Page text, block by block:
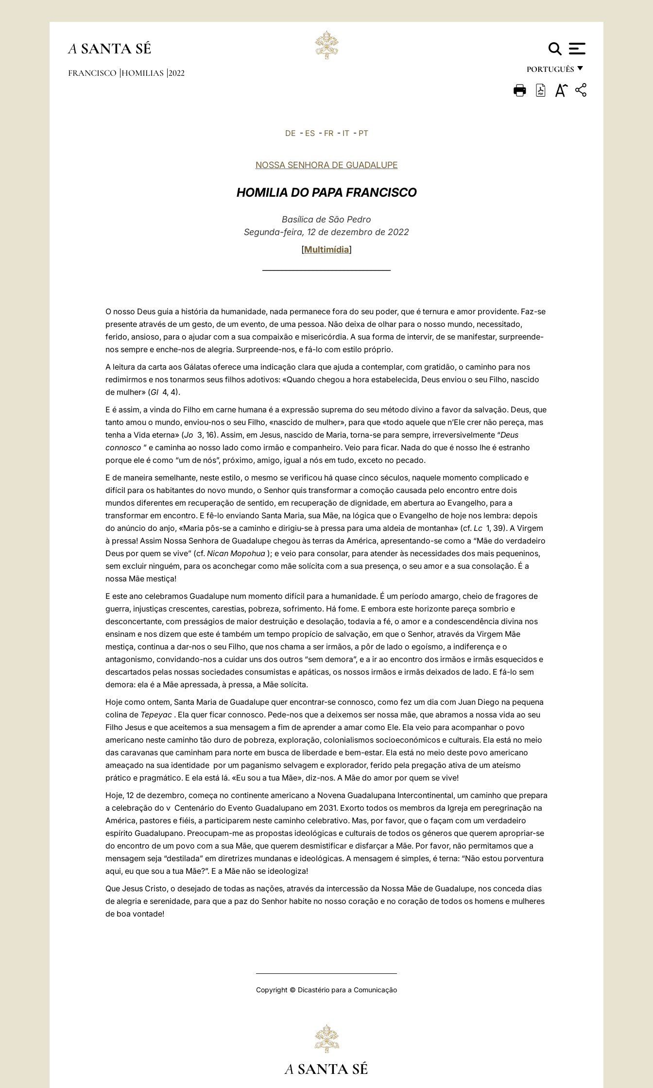
A SANTA SÉ
PORTUGUÊS
FRANÇAIS
FRANCISCO HOMILIAS 2022
DE - ES- FR- IT- PT
NOSSA SENHORA DE GUADALUPE
HOMILIA DO PAPA FRANCISCO
Basílica de São Pedro
Segunda-feira, 12 de dezembro de 2022
[Multimídia]
O nosso Deus guia a história da humanidade, nada permanece fora do seu poder, que é ternura e amor providente. Faz-se
presente através de um gesto, de um evento, de uma pessoa. Não deixa de olhar para o nosso mundo, necessitado,
ferido, ansioso, para o ajudar com a sua compaixão e misericórdia. A sua forma de intervir, de se manifestar, surpreende-
nos sempre e enche-nos de alegria. Surpreende-nos, e fá-lo com estilo próprio.
A leitura da carta aos Gálatas oferece uma indicação clara que ajuda a contemplar, com gratidão, o caminho para nos
redimirmos e nos tonarmos seus filhos adotivos: «Quando chegou a hora estabelecida, Deus enviou o seu Filho, nascido
de mulher» (Gl 4, 4).
E é assim, a vinda do Filho em carne humana é a expressão suprema do seu método divino a favor da salvação. Deus, que
tanto amou o mundo, enviou-nos o seu Filho, «nascido de mulher», para que «todo aquele que n’Ele crer não pereça, mas
tenha a Vida eterna» (Jo 3, 16). Assim, em Jesus, nascido de Maria, torna-se para sempre, irreversivelmente “Deus
connosco ” e caminha ao nosso lado como irmão e companheiro. Veio para ficar. Nada do que é nosso lhe é estranho
porque ele é como “um de nós”, próximo, amigo, igual a nós em tudo, exceto no pecado.
E de maneira semelhante, neste estilo, o mesmo se verificou há quase cinco séculos, naquele momento complicado e
difícil para os habitantes do novo mundo, o Senhor quis transformar a comoção causada pelo encontro entre dois
mundos diferentes em recuperação de sentido, em recuperação de dignidade, em abertura ao Evangelho, para a
transformar em encontro. E fê-lo enviando Santa Maria, sua Mãe, na lógica que o Evangelho de hoje nos lembra: depois
do anúncio do anjo, «Maria pôs-se a caminho e dirigiu-se à pressa para uma aldeia de montanha» (cf. Lc 1, 39). A Virgem
à pressa! Assim Nossa Senhora de Guadalupe chegou às terras da América, apresentando-se como a “Mãe do verdadeiro
Deus por quem se vive” (cf. Nican Mopohua ); e veio para consolar, para atender às necessidades dos mais pequeninos,
sem excluir ninguém, para os aconchegar como mãe solícita com a sua presença, o seu amor e a sua consolação. É a
nossa Mãe mestiça!
E este ano celebramos Guadalupe num momento difícil para a humanidade. É um período amargo, cheio de fragores de
guerra, injustiças crescentes, carestias, pobreza, sofrimento. Há fome. E embora este horizonte pareça sombrio e
desconcertante, com presságios de maior destruição e desolação, todavia a fé, o amor e a condescendência divina nos
ensinam e nos dizem que este é também um tempo propício de salvação, em que o Senhor, através da Virgem Mãe
mestiça, continua a dar-nos o seu Filho, que nos chama a ser irmãos, a pôr de lado o egoísmo, a indiferença e o
antagonismo, convidando-nos a cuidar uns dos outros “sem demora”, e a ir ao encontro dos irmãos e irmãs esquecidos e
descartados pelas nossas sociedades consumistas e apáticas, os nossos irmãos e irmãs deixados de lado. E fá-lo sem
demora: ela é a Mãe apressada, à pressa, a Mãe solícita.
Hoje como ontem, Santa Maria de Guadalupe quer encontrar-se connosco, como fez um dia com Juan Diego na pequena
colina de Tepeyac . Ela quer ficar connosco. Pede-nos que a deixemos ser nossa mãe, que abramos a nossa vida ao seu
Filho Jesus e que aceitemos a sua mensagem a fim de aprender a amar como Ele. Ela veio para acompanhar o povo
americano neste caminho tão duro de pobreza, exploração, colonialismos socioeconómicos e culturais. Ela está no meio
das caravanas que caminham para norte em busca de liberdade e bem-estar. Ela está no meio deste povo americano
ameaçado na sua identidade por um paganismo selvagem e explorador, ferido pela pregação ativa de um ateísmo
prático e pragmático. E ela está lá. «Eu sou a tua Mãe», diz-nos. A Mãe do amor por quem se vive!
Hoje, 12 de dezembro, começa no continente americano a Novena Guadalupana Intercontinental, um caminho que prepara
a celebração do v Centenário do Evento Guadalupano em 2031. Exorto todos os membros da Igreja em peregrinação na
América, pastores e fiéis, a participarem neste caminho celebrativo. Mas, por favor, que o façam com um verdadeiro
espírito Guadalupano. Preocupam-me as propostas ideológicas e culturais de todos os géneros que querem apropriar-se
do encontro de um povo com a sua Mãe, que querem desmistificar e disfarçar a Mãe. Por favor, não permitamos que a
mensagem seja “destilada” em diretrizes mundanas e ideológicas. A mensagem é simples, é terna: “Não estou porventura
aqui, eu que sou a tua Mãe?”. E a Mãe não se ideologiza!
Que Jesus Cristo, o desejado de todas as nações, através da intercessão da Nossa Mãe de Guadalupe, nos conceda dias
de alegria e serenidade, para que a paz do Senhor habite no nosso coração e no coração de todos os homens e mulheres
de boa vontade!
Copyright © Dicastério para a Comunicação
A SANTA SÉ